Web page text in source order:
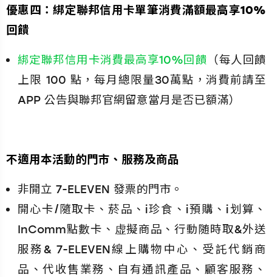
優惠四：綁定聯邦信用卡單筆消費滿額最高享10%
回饋
綁定聯邦信用卡消費最高享10%回饋 （每人回饋
上限 100 點，每月總限量30萬點，消費前請至
APP 公告與聯邦官網留意當月是否已額滿）
不適用本活動的門市、服務及商品
非開立 7-ELEVEN 發票的門市。
開心卡/隨取卡、菸品、i珍食、i預購、i划算、
InComm點數卡、虚擬商品、行動随時取&外送
服務& 7-ELEVEN線上購物中心、受託代銷商
品、代收售業務、自有通訊產品、顧客服務、